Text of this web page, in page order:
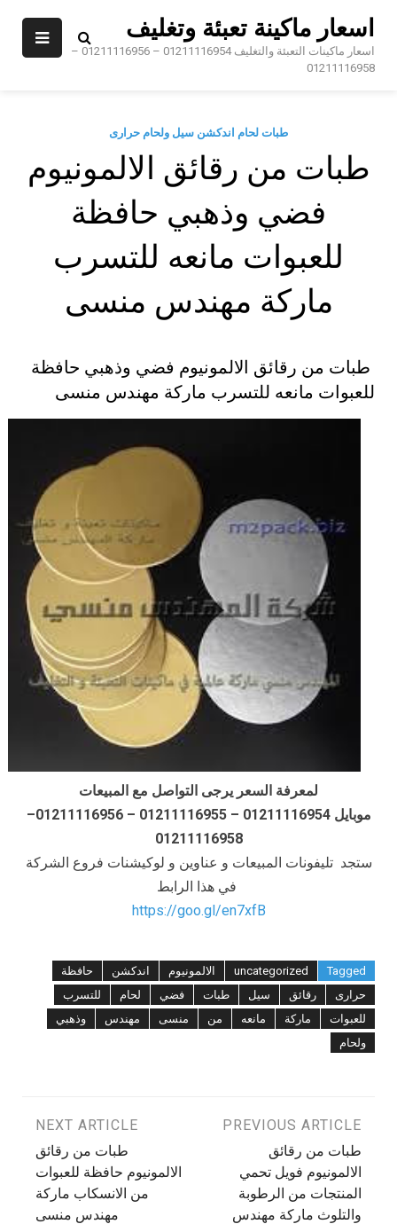
اسعار ماكينة تعبئة وتغليف
اسعار ماكينات التعبئة والتغليف 01211116954 – 01211116956 –
01211116958
طبات لحام اندكشن سيل ولحام حرارى
طبات من رقائق الالمونيوم
فضي وذهبي حافظة
للعبوات مانعه للتسرب
ماركة مهندس منسى
طبات من رقائق الالمونيوم فضي وذهبي حافظة
للعبوات مانعه للتسرب ماركة مهندس منسى
لمعرفة السعر يرجى التواصل مع المبيعات
موبايل 01211116954 – 01211116955 – 01211116956–
01211116958
ستجد تليفونات المبيعات و عناوين و لوكيشنات فروع الشركة
في هذا الرابط
https://goo.gl/en7xfB
Tagged
uncategorized الالمونيوم اندكشن
حافظة
حرارى
رقائق سيل طبات فضي لحام
للتسرب
للعبوات
ماركة مانعه من منسى مهندس
وذهبي
ولحام
تصفّح
المقالات
PREVIOUS ARTICLE
طبات من رقائق
الالمونيوم فويل تحمي
المنتجات من الرطوبة
والتلوث ماركة مهندس
NEXT ARTICLE
طبات من رقائق
الالمونيوم حافظة للعبوات
من الانسكاب ماركة
مهندس منسى